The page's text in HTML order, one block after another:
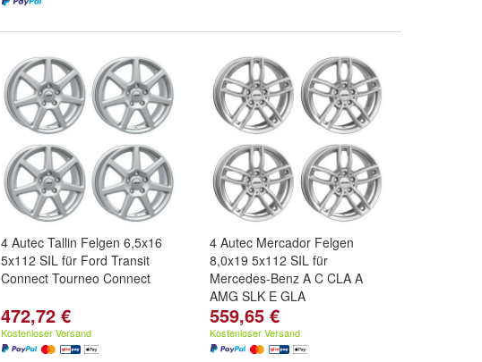
4 Autec Tallin Felgen 6,5x16
5x112 SIL für Ford Transit
Connect Tourneo Connect
472,72 €
Kostenloser Versand
4 Autec Mercador Felgen
8,0x19 5x112 SIL für
Mercedes-Benz A C CLA A
AMG SLK E GLA
559,65 €
Kostenloser Versand